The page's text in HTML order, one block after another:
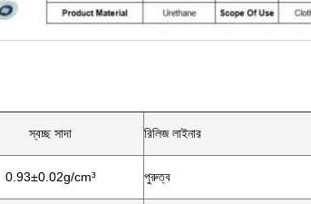
স্বচ্ছ সাদা রিলিজ লাইনার
0.93±0.02g/cm³ পুরুত্ব